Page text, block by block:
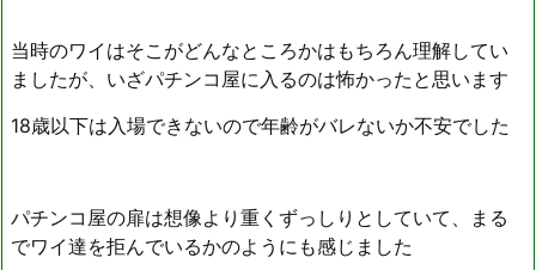
当時のワイはそこがどんなところかはもちろん理解してい
ましたが、いざパチンコ屋に入るのは怖かったと思います
18歳以下は入場できないので年齢がバレないか不安でした
パチンコ屋の扉は想像より重くずっしりとしていて、まる
でワイ達を拒んでいるかのようにも感じました